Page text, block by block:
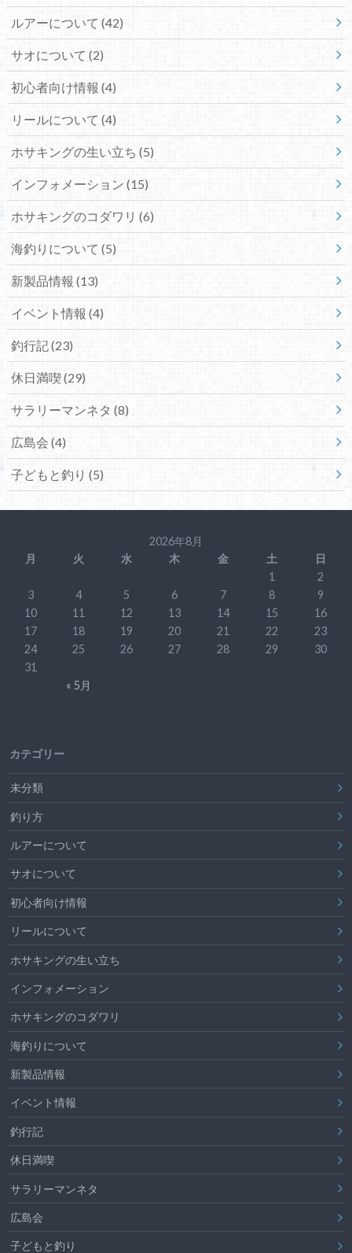
ルアーについて (42)
サオについて (2)
初心者向け情報 (4)
リールについて (4)
ホサキングの生い立ち (5)
インフォメーション (15)
ホサキングのコダワリ (6)
海釣りについて (5)
新製品情報 (13)
イベント情報 (4)
釣行記 (23)
休日満喫 (29)
サラリーマンネタ (8)
広島会 (4)
子どもと釣り (5)
2026年8月
月
火 水 木 金 土 日
« 5月
1
2
3
4 5 6 7 8
9
10
11 12 13 14 15
16
17
18 19 20 21 22
23
24
25 26 27 28 29
30
31
カテゴリー
未分類
釣り方
ルアーについて
サオについて
初心者向け情報
リールについて
ホサキングの生い立ち
インフォメーション
ホサキングのコダワリ
海釣りについて
新製品情報
イベント情報
釣行記
休日満喫
サラリーマンネタ
広島会
子どもと釣り